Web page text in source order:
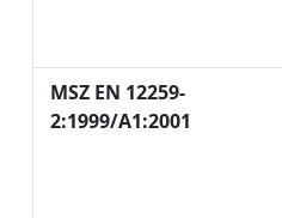
MSZ EN 12259-
2:1999/A1:2001